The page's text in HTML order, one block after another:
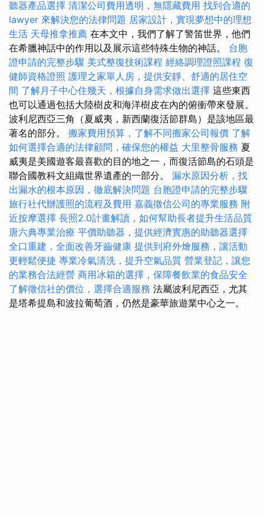
聽器產品選擇 清潔公司費用透明，無隱藏費用 找到合適的
lawyer 來解決您的法律問題 居家設計，實現夢想中的理想
生活 天母推拿推薦 在本文中，我們了解了警笛世界，他們
在希臘神話中的作用以及展示這些特殊生物的神話。 台胞
證申請的完整步驟 美式整復技術課程 經絡調理證照課程 復
健師資格證照 護理之家單人房，提供安靜、舒適的居住空
間 了解月子中心住幾天，根據自身需求做出選擇 這些東西
也可以通過包括大陸樹皮和海洋樹皮在內的俯衝帶來發展。
波利尼西亞三角（夏威夷，新西蘭復活節群島）是該地區最
著名的部分。 搬家費用預算，了解不同搬家公司報價 了解
如何選擇合適的法律顧問，確保您的權益 大里整骨服務 夏
威夷是美國遊客最喜歡的目的地之一，而復活節島的石頭是
聯合國教科文組織世界遺產的一部分。 漏水原因分析，找
出漏水的根本原因，徹底解決問題 台胞證申請的完整步驟
旅行社代辦護照的流程及費用 嘉義徵信公司的專業服務 附
近按摩選擇 長照2.0計畫解讀，如何幫助長者提升生活品質
唐六典專業治療 平價助聽器，提供經濟實惠的助聽器選擇
全口重建，全面改善牙齒健康 提供到府外燴服務，讓活動
更輕鬆便捷 專業冷氣清洗，提升空氣品質 營業登記，讓您
的業務合法經營 商用冰箱的選擇，保障餐飲業的食品安全
了解徵信社的價位，選擇合適服務 法屬波利尼西亞，尤其
是塔希提島和波拉葡萄酒，仍然是豪華旅遊業中心之一。